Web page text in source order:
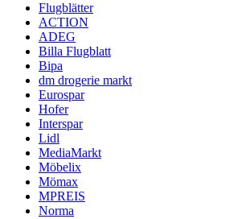
Flugblaetter.at
Flugblätter und Aktionen
Flugblätter
ACTION
ADEG
Billa Flugblatt
Bipa
dm drogerie markt
Eurospar
Hofer
Interspar
Lidl
MediaMarkt
Möbelix
Mömax
MPREIS
Norma